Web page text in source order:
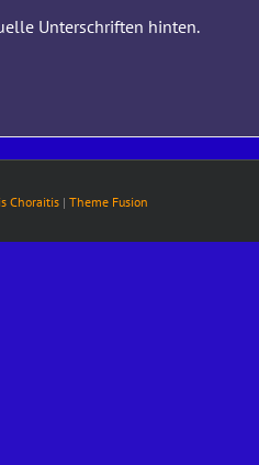
Unterschriften hinten.
Choraitis | Theme Fusion